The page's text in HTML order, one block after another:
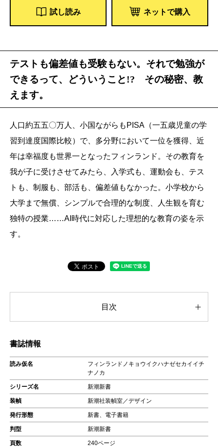
試し読み ネットで購入
テストも偏差値も受験もない。それで勉強が
できるって、どういうこと!? その秘密、教
えます。
人口約五五〇万人、小国ながらもPISA（一五歳児童の学
習到達度国際比較）で、多分野において一位を獲得、近
年は幸福度も世界一となったフィンランド。その教育を
我が子に受けさせてみたら、入学式も、運動会も、テス
トも、制服も、部活も、偏差値もなかった。小学校から
大学まで無償、シンプルで合理的な制度、人生観を育む
独特の授業……AI時代に対応した理想的な教育の姿を示
す。
目次
書誌情報
読み仮名
フィンランドノキョウイクハナゼセカイイチ
ナノカ
シリーズ名 新潮新書
装幀 新潮社装幀室／デザイン
発行形態 新書、電子書籍
判型 新潮新書
頁数 240ページ